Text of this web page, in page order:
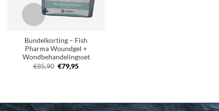
Bundelkorting – Fish
Pharma Woundgel +
Wondbehandelingsset
€85,90 Oorspronkelijke
prijs
€79,95Huidige